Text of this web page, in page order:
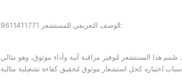
الوصف التعريفي للمستشعر 9611411771:
المتقدمة. صُمم هذا المستشعر لتوفير مراقبة آنية وأداء موثوق، وهو مثالي